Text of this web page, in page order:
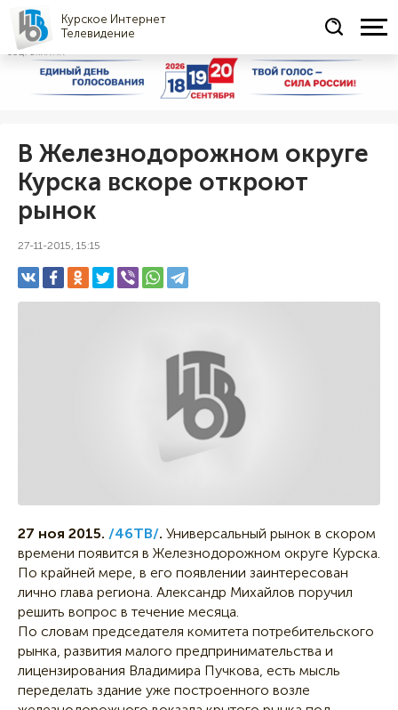
Курское Интернет
Телевидение
СОЦРЕКЛАМА
В Железнодорожном округе
Курска вскоре откроют
рынок
27-11-2015, 15:15
27 ноя 2015. /46ТВ/. Универсальный рынок в скором
времени появится в Железнодорожном округе Курска.
По крайней мере, в его появлении заинтересован
лично глава региона. Александр Михайлов поручил
решить вопрос в течение месяца.
По словам председателя комитета потребительского
рынка, развития малого предпринимательства и
лицензирования Владимира Пучкова, есть мысль
переделать здание уже построенного возле